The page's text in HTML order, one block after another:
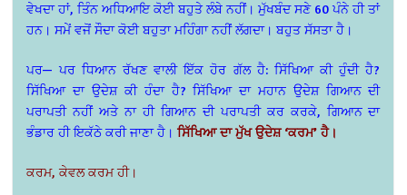
ਵੇਖਦਾ ਹਾਂ, ਤਿੰਨ ਅਧਿਆਇ ਕੋਈ ਬਹੁਤੇ ਲੰਬੇ ਨਹੀਂ। ਮੁੱਖਬੰਦ ਸਣੇ 60 ਪੰਨੇ ਹੀ ਤਾਂ
ਹਨ। ਸਮੇਂ ਵਜੋਂ ਸੌਦਾ ਕੋਈ ਬਹੁਤਾ ਮਹਿੰਗਾ ਨਹੀਂ ਲੱਗਦਾ। ਬਹੁਤ ਸੱਸਤਾ ਹੈ।
ਪਰ— ਪਰ ਧਿਆਨ ਰੱਖਣ ਵਾਲੀ ਇੱਕ ਹੋਰ ਗੱਲ ਹੈ: ਸਿੱਖਿਆ ਕੀ ਹੁੰਦੀ ਹੈ?
ਸਿੱਖਿਆ ਦਾ ਉਦੇਸ਼ ਕੀ ਹੰਦਾ ਹੈ? ਸਿੱਖਿਆ ਦਾ ਮਹਾਨ ਉਦੇਸ਼ ਗਿਆਨ ਦੀ
ਪਰਾਪਤੀ ਨਹੀਂ ਅਤੇ ਨਾ ਹੀ ਗਿਆਨ ਦੀ ਪਰਾਪਤੀ ਕਰ ਕਰਕੇ, ਗਿਆਨ ਦਾ
ਭੰਡਾਰ ਹੀ ਇਕੱਠੇ ਕਰੀ ਜਾਣਾ ਹੈ।ਸਿੱਖਿਆ ਦਾ ਮੁੱਖ ਉਦੇਸ਼ ‘ਕਰਮ’ ਹੈ।
ਕਰਮ, ਕੇਵਲ ਕਰਮ ਹੀ।